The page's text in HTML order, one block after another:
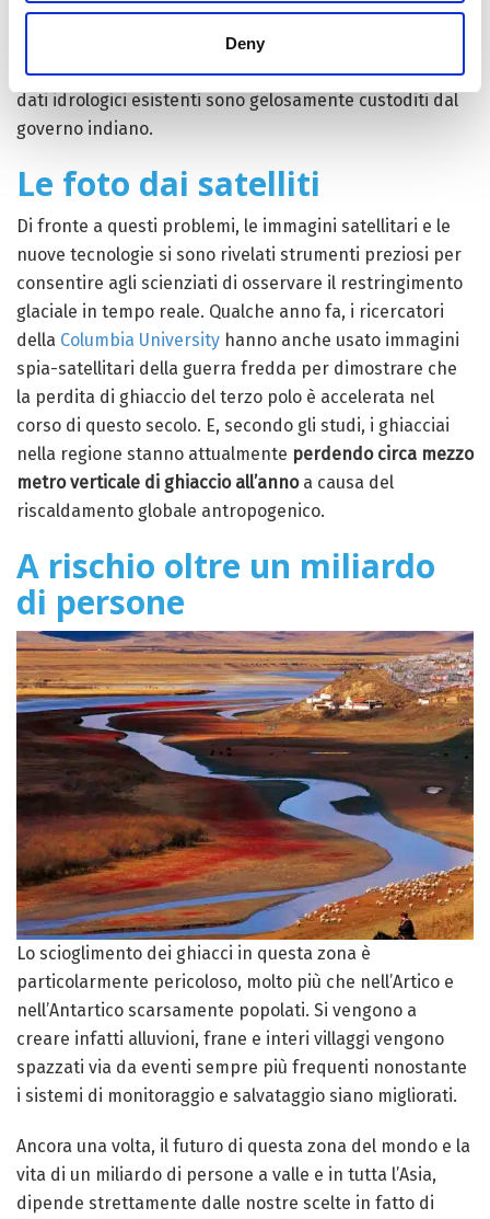
Deny
rapida evoluzione al terzo polo, non hanno ricevuto la
stessa attenzione di quelle dei poli nord e sud. C’è
anche una carenza di ricerche rispetto agli altri poli e i
dati idrologici esistenti sono gelosamente custoditi dal
governo indiano.
Le foto dai satelliti
Di fronte a questi problemi, le immagini satellitari e le
nuove tecnologie si sono rivelati strumenti preziosi per
consentire agli scienziati di osservare il restringimento
glaciale in tempo reale. Qualche anno fa, i ricercatori
della Columbia University hanno anche usato immagini
spia-satellitari della guerra fredda per dimostrare che
la perdita di ghiaccio del terzo polo è accelerata nel
corso di questo secolo. E, secondo gli studi, i ghiacciai
nella regione stanno attualmente perdendo circa mezzo
metro verticale di ghiaccio all’annoa causa del
riscaldamento globale antropogenico.
A rischio oltre un miliardo
di persone
Lo scioglimento dei ghiacci in questa zona è
particolarmente pericoloso, molto più che nell’Artico e
nell’Antartico scarsamente popolati. Si vengono a
creare infatti alluvioni, frane e interi villaggi vengono
spazzati via da eventi sempre più frequenti nonostante
i sistemi di monitoraggio e salvataggio siano migliorati.
Ancora una volta, il futuro di questa zona del mondo e la
vita di un miliardo di persone a valle e in tutta l’Asia,
dipende strettamente dalle nostre scelte in fatto di